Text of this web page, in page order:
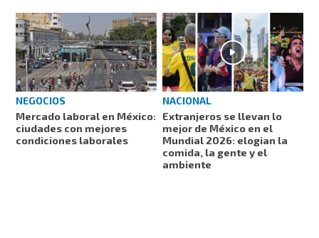
NEGOCIOS
Mercado laboral en México:
ciudades con mejores
condiciones laborales
NACIONAL
Extranjeros se llevan lo
mejor de México en el
Mundial 2026: elogian la
comida, la gente y el
ambiente